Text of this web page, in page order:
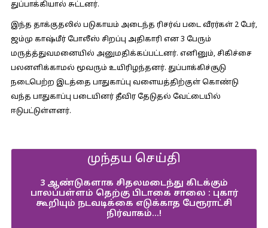
துப்பாக்கியால் சுட்டனர்.
இந்த தாக்குதலில் படுகாயம் அடைந்த ரிசர்வ் படை வீரர்கள் 2 பேர்,
ஜம்மு காஷ்மீர் போலீஸ் சிறப்பு அதிகாரி என 3 பேரும்
மருத்த்துவமனையில் அனுமதிக்கப்பட்டனர். எனினும், சிகிச்சை
பலனளிக்காமல் மூவரும் உயிரிழந்தனர். துப்பாக்கிச்சூடு
நடைபெற்ற இடத்தை பாதுகாப்பு வளையத்திற்குள் கொண்டு
வந்த பாதுகாப்பு படையினர் தீவிர தேடுதல் வேட்டையில்
ஈடுபட்டுள்ளனர்.
முந்தய செய்தி
3 ஆண்டுகளாக சிதலமடைந்து கிடக்கும்
பாலப்பள்ளம் தெற்கு பிடாகை சாலை : புகார்
கூறியும் நடவடிக்கை எடுக்காத பேரூராட்சி
நிர்வாகம்…!